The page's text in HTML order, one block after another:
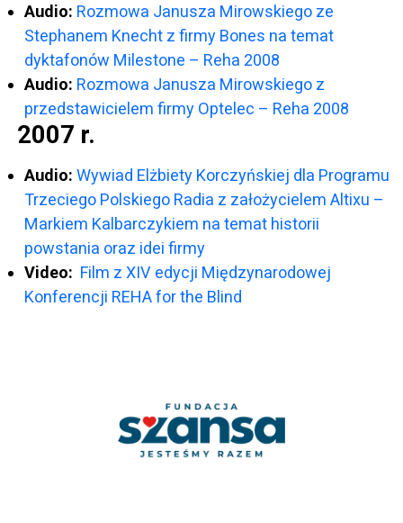
Audio: Rozmowa Janusza Mirowskiego ze
Stephanem Knecht z firmy Bones na temat
dyktafonów Milestone – Reha 2008
Audio: Rozmowa Janusza Mirowskiego z
przedstawicielem firmy Optelec – Reha 2008
2007 r.
Audio: Wywiad Elżbiety Korczyńskiej dla Programu
Trzeciego Polskiego Radia z założycielem Altixu –
Markiem Kalbarczykiem na temat historii
powstania oraz idei firmy
Video: Film z XIV edycji Międzynarodowej
Konferencji REHA for the Blind